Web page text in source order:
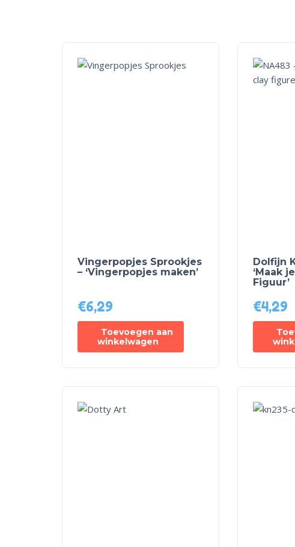
Vingerpopjes Sprookjes
– ‘Vingerpopjes maken’
€6,29
Toevoegen aan
winkelwagen
Dolfijn
‘Maak
Figuur’
€4,29